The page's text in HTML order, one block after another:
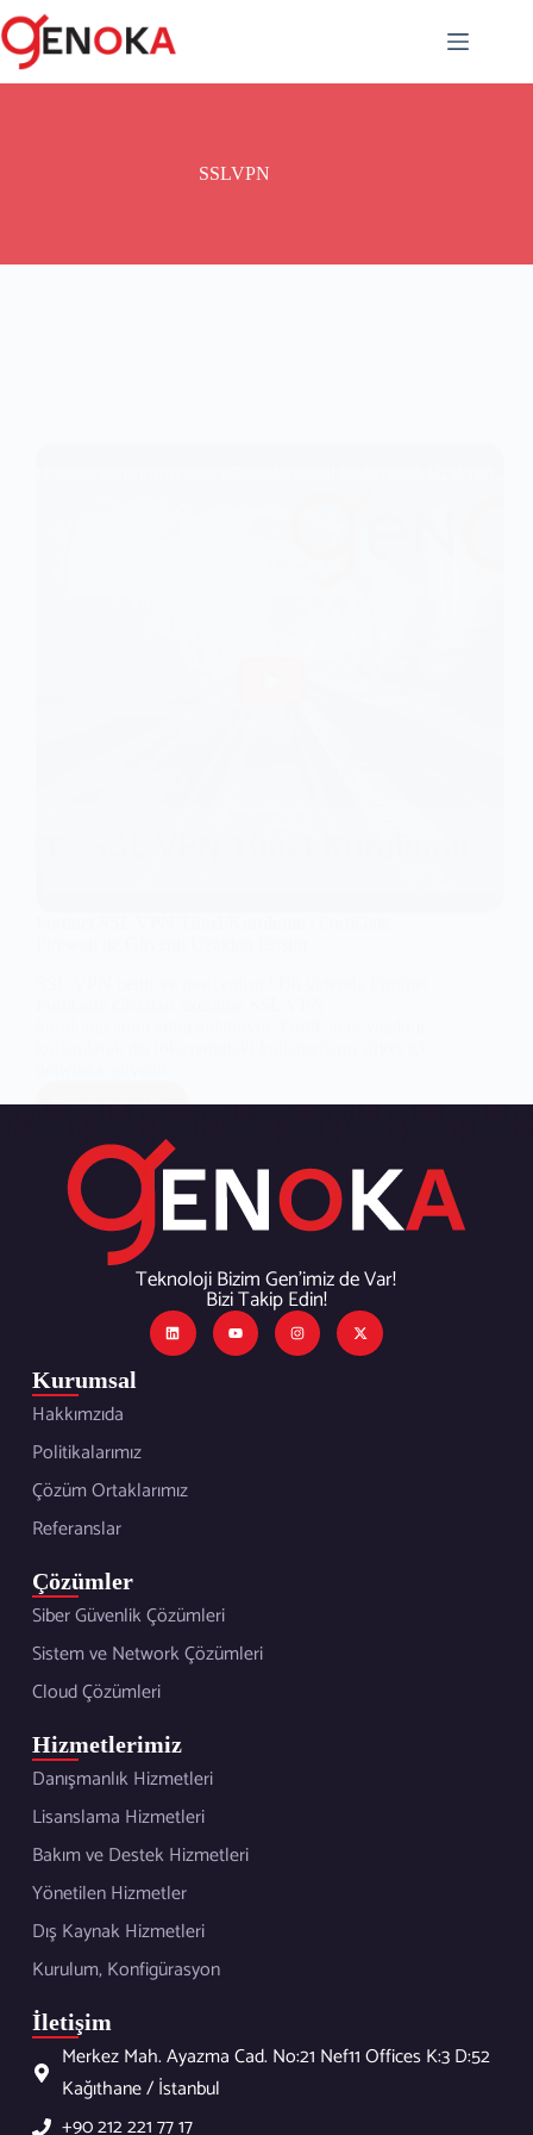
SSLVPN
Devamını oku
Teknoloji Bizim Gen’imiz de Var!
Bizi Takip Edin!
Kurumsal
Hakkımzıda
Politikalarımız
Çözüm Ortaklarımız
Referanslar
Çözümler
Siber Güvenlik Çözümleri
Sistem ve Network Çözümleri
Cloud Çözümleri
Hizmetlerimiz
Danışmanlık Hizmetleri
Lisanslama Hizmetleri
Bakım ve Destek Hizmetleri
Yönetilen Hizmetler
Dış Kaynak Hizmetleri
Kurulum, Konfigürasyon
İletişim
Merkez Mah. Ayazma Cad. No:21 Nef11 Offices K:3 D:52
Kağıthane / İstanbul
+90 212 221 77 17